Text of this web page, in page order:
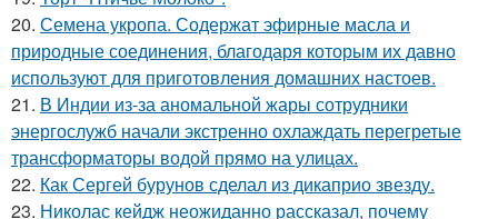
20. Семена укропа. Содержат эфирные масла и
природные соединения, благодаря которым их давно
используют для приготовления домашних настоев.
21. В Индии из-за аномальной жары сотрудники
энергослужб начали экстренно охлаждать перегретые
трансформаторы водой прямо на улицах.
22. Как Сергей бурунов сделал из дикаприо звезду.
23. Николас кейдж неожиданно рассказал, почему